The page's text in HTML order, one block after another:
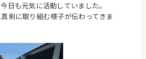
日も元気に活動していました。
剣に取り組む様子が伝わってきま